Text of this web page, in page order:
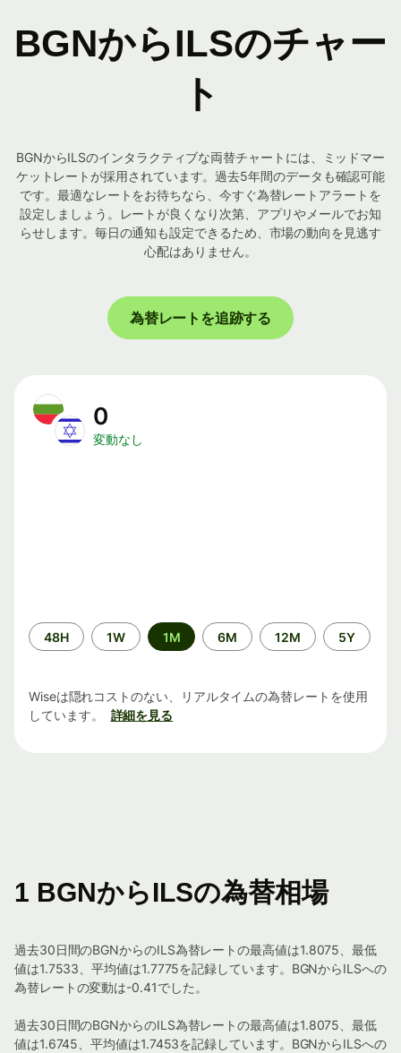
BGNからILSのチャー
ト
BGNからILSのインタラクティブな両替チャートには、ミッドマー
ケットレートが採用されています。過去5年間のデータも確認可能
です。最適なレートをお待ちなら、今すぐ為替レートアラートを
設定しましょう。レートが良くなり次第、アプリやメールでお知
らせします。毎日の通知も設定できるため、市場の動向を見逃す
心配はありません。
為替レートを追跡する
0
変動なし
期
間
48H 1W 1M 6M 12M 5Y
Wiseは隠れコストのない、リアルタイムの為替レートを使用
しています。
詳細を見る
1 BGNからILSの為替相場
過去30日間のBGNからのILS為替レートの最高値は1.8075、最低
値は1.7533、平均値は1.7775を記録しています。BGNからILSへの
為替レートの変動は-0.41でした。
過去30日間のBGNからのILS為替レートの最高値は1.8075、最低
値は1.6745、平均値は1.7453を記録しています。BGNからILSへの